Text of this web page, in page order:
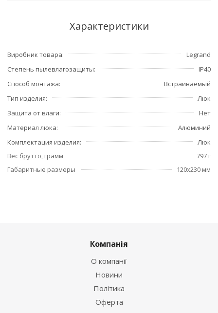
Характеристики
Виробник товара
Legrand
Степень пылевлагозащиты
IP40
Способ монтажа
Встраиваемый
Тип изделия
Люк
Защита от влаги
Нет
Материал люка
Алюминий
Комплектация изделия
Люк
Вес брутто, грамм
797 г
Габаритные размеры
120x230 мм
Компанія
О компанії
Новини
Політика
Оферта